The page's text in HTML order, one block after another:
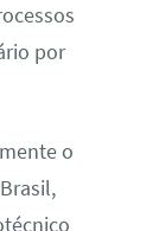
por
o